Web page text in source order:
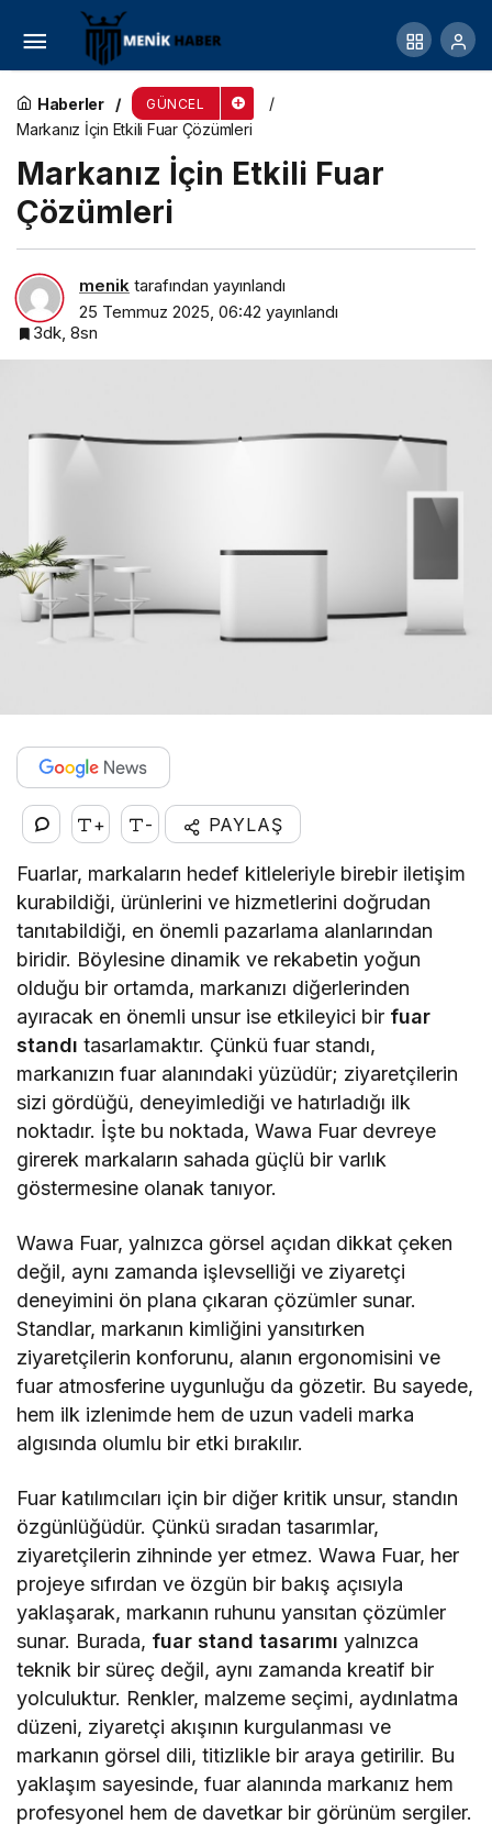
Haberler GÜNCEL
Markanız İçin Etkili Fuar Çözümleri
Markanız İçin Etkili Fuar
Çözümleri
menik tarafından yayınlandı
25 Temmuz 2025, 06:42 yayınlandı
3dk, 8sn
+ - PAYLAŞ
Fuarlar, markaların hedef kitleleriyle birebir iletişim
kurabildiği, ürünlerini ve hizmetlerini doğrudan
tanıtabildiği, en önemli pazarlama alanlarından
biridir. Böylesine dinamik ve rekabetin yoğun
olduğu bir ortamda, markanızı diğerlerinden
ayıracak en önemli unsur ise etkileyici bir fuar
standı tasarlamaktır. Çünkü fuar standı,
markanızın fuar alanındaki yüzüdür; ziyaretçilerin
sizi gördüğü, deneyimlediği ve hatırladığı ilk
noktadır. İşte bu noktada, Wawa Fuar devreye
girerek markaların sahada güçlü bir varlık
göstermesine olanak tanıyor.
Wawa Fuar, yalnızca görsel açıdan dikkat çeken
değil, aynı zamanda işlevselliği ve ziyaretçi
deneyimini ön plana çıkaran çözümler sunar.
Standlar, markanın kimliğini yansıtırken
ziyaretçilerin konforunu, alanın ergonomisini ve
fuar atmosferine uygunluğu da gözetir. Bu sayede,
hem ilk izlenimde hem de uzun vadeli marka
algısında olumlu bir etki bırakılır.
Fuar katılımcıları için bir diğer kritik unsur, standın
özgünlüğüdür. Çünkü sıradan tasarımlar,
ziyaretçilerin zihninde yer etmez. Wawa Fuar, her
projeye sıfırdan ve özgün bir bakış açısıyla
yaklaşarak, markanın ruhunu yansıtan çözümler
sunar. Burada, fuar stand tasarımı yalnızca
teknik bir süreç değil, aynı zamanda kreatif bir
yolculuktur. Renkler, malzeme seçimi, aydınlatma
düzeni, ziyaretçi akışının kurgulanması ve
markanın görsel dili, titizlikle bir araya getirilir. Bu
yaklaşım sayesinde, fuar alanında markanız hem
profesyonel hem de davetkar bir görünüm sergiler.
Ankara’da Haber Takibi İçin Güvenilir Adres